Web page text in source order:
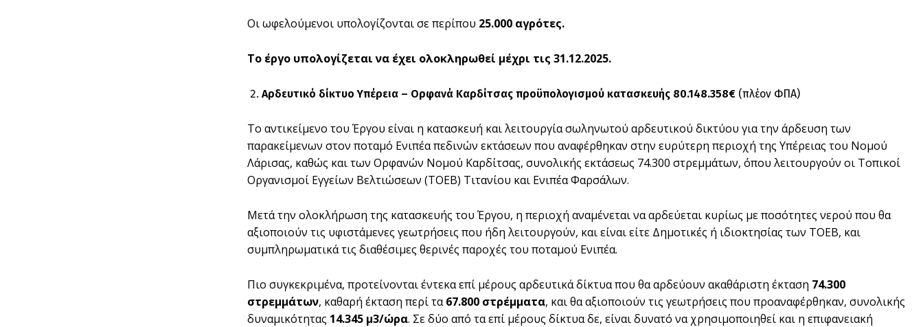
Οι ωφελούμενοι υπολογίζονται σε περίπου 25.000 αγρότες.
Το έργο υπολογίζεται να έχει ολοκληρωθεί μέχρι τις 31.12.2025.
Αρδευτικό δίκτυο Υπέρεια – Ορφανά Καρδίτσας προϋπολογισμού κατασκευής 80.148.358€ (πλέον ΦΠΑ)
Το αντικείμενο του Έργου είναι η κατασκευή και λειτουργία σωληνωτού αρδευτικού δικτύου για την άρδευση των
παρακείμενων στον ποταμό Ενιπέα πεδινών εκτάσεων που αναφέρθηκαν στην ευρύτερη περιοχή της Υπέρειας του Νομού
Λάρισας, καθώς και των Ορφανών Νομού Καρδίτσας, συνολικής εκτάσεως 74.300 στρεμμάτων, όπου λειτουργούν οι Τοπικοί
Οργανισμοί Εγγείων Βελτιώσεων (ΤΟΕΒ) Τιτανίου και Ενιπέα Φαρσάλων.
Μετά την ολοκλήρωση της κατασκευής του Έργου, η περιοχή αναμένεται να αρδεύεται κυρίως με ποσότητες νερού που θα
αξιοποιούν τις υφιστάμενες γεωτρήσεις που ήδη λειτουργούν, και είναι είτε Δημοτικές ή ιδιοκτησίας των ΤΟΕΒ, και
συμπληρωματικά τις διαθέσιμες θερινές παροχές του ποταμού Ενιπέα.
Πιο συγκεκριμένα, προτείνονται έντεκα επί μέρους αρδευτικά δίκτυα που θα αρδεύουν ακαθάριστη έκταση 74.300
στρεμμάτων, καθαρή έκταση περί τα67.800 στρέμματα, και θα αξιοποιούν τις γεωτρήσεις που προαναφέρθηκαν, συνολικής
δυναμικότητας 14.345 μ3/ώρα. Σε δύο από τα επί μέρους δίκτυα δε, είναι δυνατό να χρησιμοποιηθεί και η επιφανειακή